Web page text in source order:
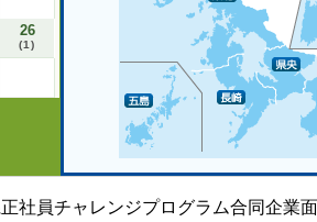
26
(1)
社員チャレンジプログラム合同企業